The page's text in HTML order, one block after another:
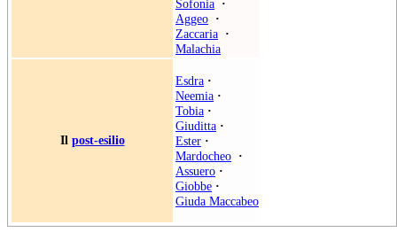
Sofonia ·
Aggeo ·
Zaccaria ·
Malachia
Il post-esilio
Esdra ·
Neemia ·
Tobia ·
Giuditta ·
Ester ·
Mardocheo ·
Assuero ·
Giobbe ·
Giuda Maccabeo